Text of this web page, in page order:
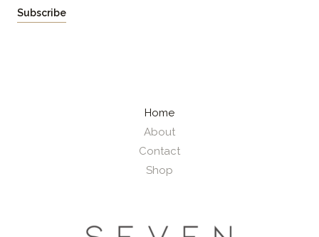
a
i
Subscribe
Home
About
Contact
Shop